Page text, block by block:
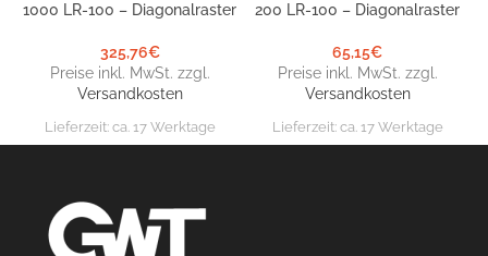
1000 LR-100 – Diagonalraster
325,76€
Preise inkl. MwSt. zzgl.
Versandkosten
Lieferzeit: ca. 17 Werktage
200 LR-100 – Diagonalraster
65,15€
Preise inkl. MwSt. zzgl.
Versandkosten
Lieferzeit: ca. 17 Werktage